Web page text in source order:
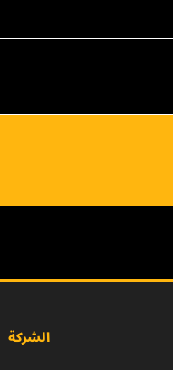
الشركة